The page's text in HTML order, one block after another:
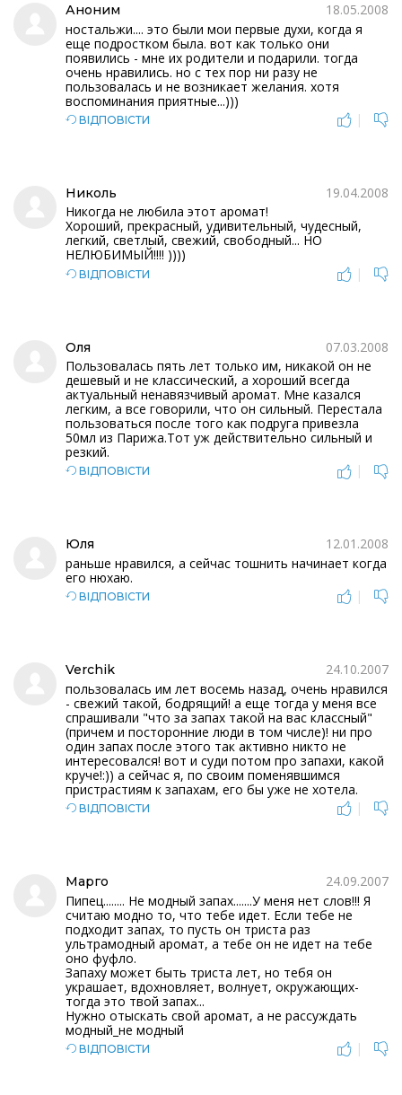
Аноним
18.05.2008
ностальжи.... это были мои первые духи, когда я
еще подростком была. вот как только они
появились - мне их родители и подарили. тогда
очень нравились. но с тех пор ни разу не
пользовалась и не возникает желания. хотя
воспоминания приятные...)))
ВІДПОВІСТИ |
Николь
19.04.2008
Никогда не любила этот аромат!
Хороший, прекрасный, удивительный, чудесный,
легкий, светлый, свежий, свободный... НО
НЕЛЮБИМЫЙ!!!! ))))
ВІДПОВІСТИ |
Оля
07.03.2008
Пользовалась пять лет только им, никакой он не
дешевый и не классический, а хороший всегда
актуальный ненавязчивый аромат. Мне казался
легким, а все говорили, что он сильный. Перестала
пользоваться после того как подруга привезла
50мл из Парижа.Тот уж действительно сильный и
резкий.
ВІДПОВІСТИ |
Юля
12.01.2008
раньше нравился, а сейчас тошнить начинает когда
его нюхаю.
ВІДПОВІСТИ |
Verchik
24.10.2007
пользовалась им лет восемь назад, очень нравился
- свежий такой, бодрящий! а еще тогда у меня все
спрашивали "что за запах такой на вас классный"
(причем и посторонние люди в том числе)! ни про
один запах после этого так активно никто не
интересовался! вот и суди потом про запахи, какой
круче!:)) а сейчас я, по своим поменявшимся
пристрастиям к запахам, его бы уже не хотела.
ВІДПОВІСТИ |
Марго
24.09.2007
Пипец........ Не модный запах.......У меня нет слов!!! Я
считаю модно то, что тебе идет. Если тебе не
подходит запах, то пусть он триста раз
ультрамодный аромат, а тебе он не идет на тебе
оно фуфло.
Запаху может быть триста лет, но тебя он
украшает, вдохновляет, волнует, окружающих-
тогда это твой запах...
Нужно отыскать свой аромат, а не рассуждать
модный_не модный
ВІДПОВІСТИ |